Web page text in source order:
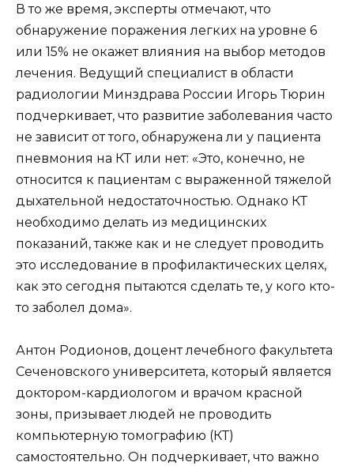
В то же время, эксперты отмечают, что
обнаружение поражения легких на уровне 6
или 15% не окажет влияния на выбор методов
лечения. Ведущий специалист в области
радиологии Минздрава России Игорь Тюрин
подчеркивает, что развитие заболевания часто
не зависит от того, обнаружена ли у пациента
пневмония на КТ или нет: «Это, конечно, не
относится к пациентам с выраженной тяжелой
дыхательной недостаточностью. Однако КТ
необходимо делать из медицинских
показаний, также как и не следует проводить
это исследование в профилактических целях,
как это сегодня пытаются сделать те, у кого кто-
то заболел дома».
Антон Родионов, доцент лечебного факультета
Сеченовского университета, который является
доктором-кардиологом и врачом красной
зоны, призывает людей не проводить
компьютерную томографию (КТ)
самостоятельно. Он подчеркивает, что важно